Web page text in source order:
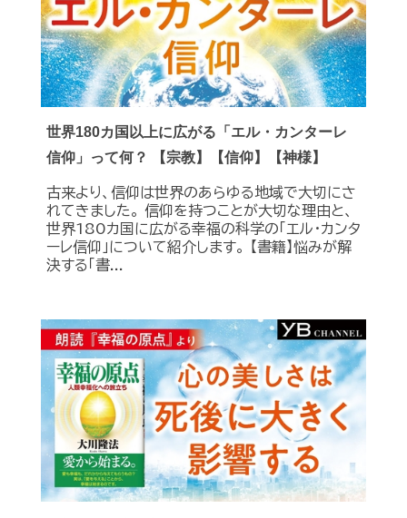
世界180カ国以上に広がる「エル・カンターレ
信仰」って何？ 【宗教】【信仰】【神様】
古来より、信仰は世界のあらゆる地域で大切にさ
れてきました。 信仰を持つことが大切な理由と、
世界180カ国に広がる幸福の科学の「エル・カンタ
ーレ信仰」について紹介します。 【書籍】悩みが解
決する「書...